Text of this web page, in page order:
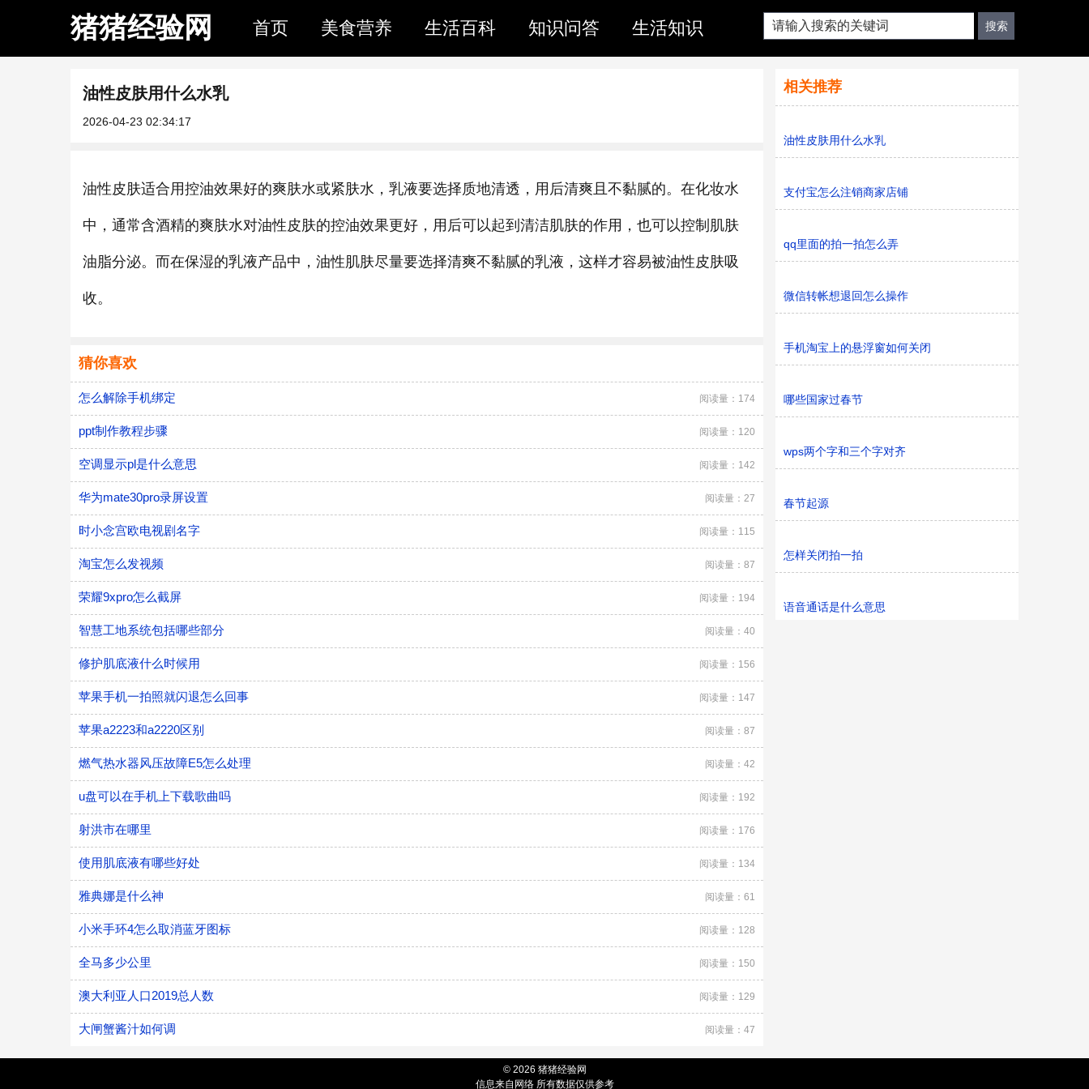
猪猪经验网 首页 美食营养 生活百科 知识问答 生活知识
油性皮肤用什么水乳
2026-04-23 02:34:17
油性皮肤适合用控油效果好的爽肤水或紧肤水，乳液要选择质地清透，用后清爽且不黏腻的。在化妆水
中，通常含酒精的爽肤水对油性皮肤的控油效果更好，用后可以起到清洁肌肤的作用，也可以控制肌肤
油脂分泌。而在保湿的乳液产品中，油性肌肤尽量要选择清爽不黏腻的乳液，这样才容易被油性皮肤吸
收。
猜你喜欢
怎么解除手机绑定 阅读量：174
ppt制作教程步骤 阅读量：120
空调显示pl是什么意思 阅读量：142
华为mate30pro录屏设置 阅读量：27
时小念宫欧电视剧名字 阅读量：115
淘宝怎么发视频 阅读量：87
荣耀9xpro怎么截屏 阅读量：194
智慧工地系统包括哪些部分 阅读量：40
修护肌底液什么时候用 阅读量：156
苹果手机一拍照就闪退怎么回事 阅读量：147
苹果a2223和a2220区别 阅读量：87
燃气热水器风压故障E5怎么处理 阅读量：42
u盘可以在手机上下载歌曲吗 阅读量：192
射洪市在哪里 阅读量：176
使用肌底液有哪些好处 阅读量：134
雅典娜是什么神 阅读量：61
小米手环4怎么取消蓝牙图标 阅读量：128
全马多少公里 阅读量：150
澳大利亚人口2019总人数 阅读量：129
大闸蟹酱汁如何调 阅读量：47
相关推荐
油性皮肤用什么水乳
支付宝怎么注销商家店铺
qq里面的拍一拍怎么弄
微信转帐想退回怎么操作
手机淘宝上的悬浮窗如何关闭
哪些国家过春节
wps两个字和三个字对齐
春节起源
怎样关闭拍一拍
语音通话是什么意思
© 2026 猪猪经验网
信息来自网络 所有数据仅供参考